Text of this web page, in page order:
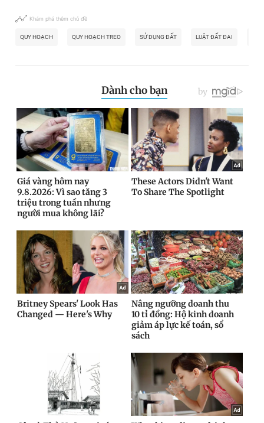
Khám phá thêm chủ đề
QUY HOẠCH QUY HOẠCH TREO SỬ DỤNG ĐẤT LUẬT ĐẤT ĐAI